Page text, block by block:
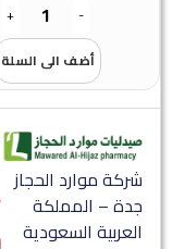
-
+
أضف الى السلة
شركة موارد الحجاز
جدة – المملكة
العربية السعودية